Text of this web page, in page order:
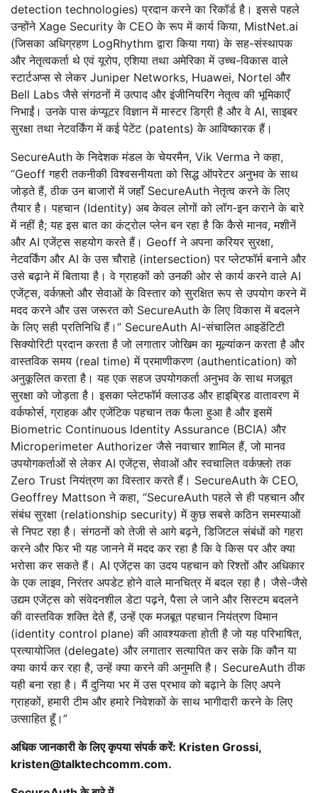
detection technologies) प्रदान करने का रिकॉर्ड है। इससे पहले
उन्होंने Xage Security के CEO के रूप में कार्य किया, MistNet.ai
(जिसका अधिग्रहण LogRhythm द्वारा किया गया) के सह-संस्थापक
और नेतृत्वकर्ता थे एवं यूरोप, एशिया तथा अमेरिका में उच्च-विकास वाले
स्टार्टअप्स से लेकर Juniper Networks, Huawei, Nortel और
Bell Labs जैसे संगठनों में उत्पाद और इंजीनियरिंग नेतृत्व की भूमिकाएँ
निभाईं। उनके पास कंप्यूटर विज्ञान में मास्टर डिग्री है और वे AI, साइबर
सुरक्षा तथा नेटवर्किंग में कई पेटेंट (patents) के आविष्कारक हैं।
SecureAuth के निदेशक मंडल के चेयरमैन, Vik Verma ने कहा,
“Geoff गहरी तकनीकी विश्वसनीयता को सिद्ध ऑपरेटर अनुभव के साथ
जोड़ते हैं, ठीक उन बाजारों में जहाँ SecureAuth नेतृत्व करने के लिए
तैयार है। पहचान (Identity) अब केवल लोगों को लॉग-इन कराने के बारे
में नहीं है; यह इस बात का कंट्रोल प्लेन बन रहा है कि कैसे मानव, मशीनें
और AI एजेंट्स सहयोग करते हैं। Geoff ने अपना करियर सुरक्षा,
नेटवर्किंग और AI के उस चौराहे (intersection) पर प्लेटफॉर्म बनाने और
उसे बढ़ाने में बिताया है। वे ग्राहकों को उनकी ओर से कार्य करने वाले AI
एजेंट्स, वर्कफ़्लो और सेवाओं के विस्तार को सुरक्षित रूप से उपयोग करने में
मदद करने और उस जरूरत को SecureAuth के लिए विकास में बदलने
के लिए सही प्रतिनिधि हैं।” SecureAuth AI-संचालित आइडेंटिटी
सिक्योरिटी प्रदान करता है जो लगातार जोखिम का मूल्यांकन करता है और
वास्तविक समय (real time) में प्रमाणीकरण (authentication) को
अनुकूलित करता है। यह एक सहज उपयोगकर्ता अनुभव के साथ मजबूत
सुरक्षा को जोड़ता है। इसका प्लेटफॉर्म क्लाउड और हाइब्रिड वातावरण में
वर्कफोर्स, ग्राहक और एजेंटिक पहचान तक फैला हुआ है और इसमें
Biometric Continuous Identity Assurance (BCIA) और
Microperimeter Authorizer जैसे नवाचार शामिल हैं, जो मानव
उपयोगकर्ताओं से लेकर AI एजेंट्स, सेवाओं और स्वचालित वर्कफ़्लो तक
Zero Trust नियंत्रण का विस्तार करते हैं। SecureAuth के CEO,
Geoffrey Mattson ने कहा, “SecureAuth पहले से ही पहचान और
संबंध सुरक्षा (relationship security) में कुछ सबसे कठिन समस्याओं
से निपट रहा है। संगठनों को तेजी से आगे बढ़ने, डिजिटल संबंधों को गहरा
करने और फिर भी यह जानने में मदद कर रहा है कि वे किस पर और क्या
भरोसा कर सकते हैं। AI एजेंट्स का उदय पहचान को रिश्तों और अधिकार
के एक लाइव, निरंतर अपडेट होने वाले मानचित्र में बदल रहा है। जैसे-जैसे
उद्यम एजेंट्स को संवेदनशील डेटा पढ़ने, पैसा ले जाने और सिस्टम बदलने
की वास्तविक शक्ति देते हैं, उन्हें एक मजबूत पहचान नियंत्रण विमान
(identity control plane) की आवश्यकता होती है जो यह परिभाषित,
प्रत्यायोजित (delegate) और लगातार सत्यापित कर सके कि कौन या
क्या कार्य कर रहा है, उन्हें क्या करने की अनुमति है। SecureAuth ठीक
यही बना रहा है। मैं दुनिया भर में उस प्रभाव को बढ़ाने के लिए अपने
ग्राहकों, हमारी टीम और हमारे निवेशकों के साथ भागीदारी करने के लिए
उत्साहित हूँ।”
अधिक जानकारी के लिए कृपया संपर्क करें: Kristen Grossi,
kristen@talktechcomm.com.